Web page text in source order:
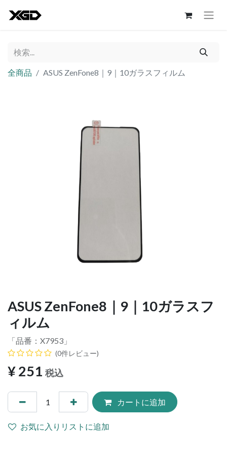
全商品 ASUS ZenFone8｜9｜10ガラスフィルム
ASUS ZenFone8｜9｜10ガラスフ
ィルム
「品番： X7953 」
(0件レビュー)
¥251 税込
カートに追加
お気に入りリストに追加